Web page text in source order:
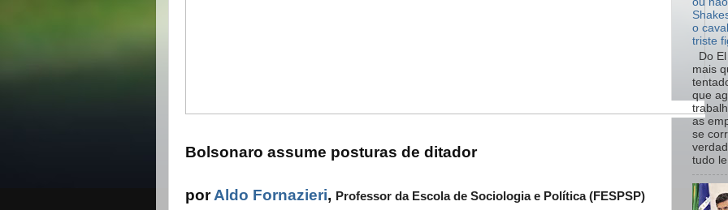
Bolsonaro assume posturas de ditador
porAldo Fornazieri, Professor da Escola de Sociologia e Política (FESPSP)
o
triste
Do
mais
que
as
se
tudo